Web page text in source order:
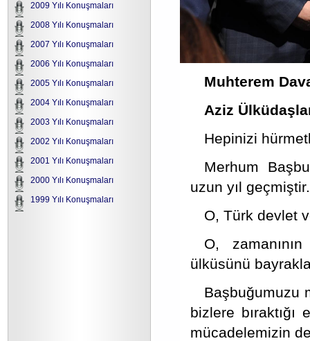
2009 Yılı Konuşmaları
2008 Yılı Konuşmaları
2007 Yılı Konuşmaları
2006 Yılı Konuşmaları
2005 Yılı Konuşmaları
2004 Yılı Konuşmaları
2003 Yılı Konuşmaları
2002 Yılı Konuşmaları
2001 Yılı Konuşmaları
2000 Yılı Konuşmaları
1999 Yılı Konuşmaları
Muhterem
Aziz
Hepinizi
Merhum
uzun yıl geçmiştir.
O, Türk devlet
O,
ülküsünü
Başbuğumuzu
bizlere
mücadelemizin